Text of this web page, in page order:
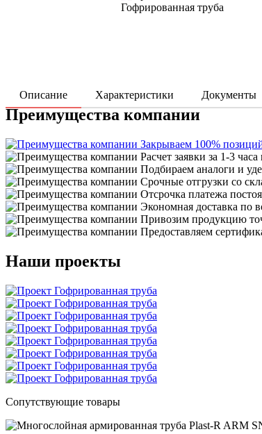
Описание Характеристики Документы
Преимущества компании
Закрываем 100%
Расчет заявки за 1-3
Подбираем аналоги и
Срочные отгрузки со
Отсрочка платежа
Экономная доставка по
Привозим продукцию
Предоставляем
Наши проекты
Сопутствующие товары